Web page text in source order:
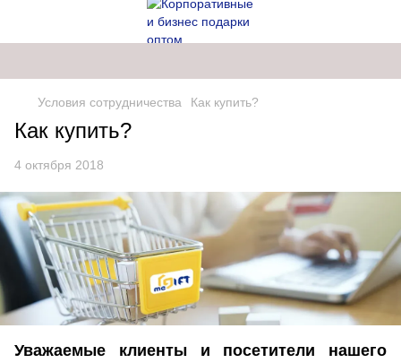
Условия сотрудничества Как купить?
Как купить?
4 октября 2018
Уважаемые клиенты и посетители нашего